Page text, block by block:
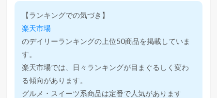
【ランキングでの気づき】
楽天市場
のデイリーランキングの上位50商品を掲載していま
す。
楽天市場では、日々ランキングが目まぐるしく変わ
る傾向があります。
グルメ・スイーツ系商品は定番で人気があります